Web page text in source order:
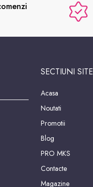
SECTIUNI SITE
Acasa
Noutati
Promotii
Blog
PRO MKS
Contacte
Magazine